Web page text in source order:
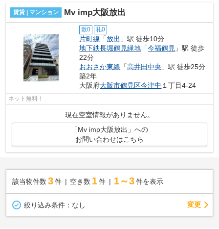
賃貸 | マンション Mv imp大阪放出
敷0 礼0
片町線 「放出 」駅 徒歩10分
地下鉄長堀鶴見緑地 「今福鶴見 」駅 徒歩
22分
おおさか東線 「高井田中央 」駅 徒歩25分
築2年
大阪府大阪市鶴見区今津中 １丁目4-24
ネット無料！
現在空室情報がありません。
「Mv imp大阪放出」への
お問い合わせはこちら
該当物件数 3件 空き数 1 件 1～3 件を表示
絞り込み条件： なし 変更